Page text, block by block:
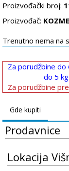
Proizvođački broj:
Proizvođač:
Trenutno nema na
Za porudžbine
do 5
Za porudžbine
Gde kupiti
Prodavnice
Lokacija